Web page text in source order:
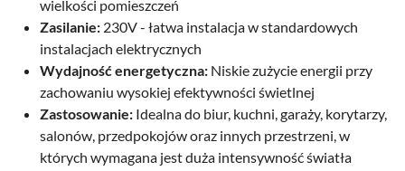
wielkości pomieszczeń
Zasilanie: 230V - łatwa instalacja w standardowych
instalacjach elektrycznych
Wydajność energetyczna: Niskie zużycie energii przy
zachowaniu wysokiej efektywności świetlnej
Zastosowanie: Idealna do biur, kuchni, garaży, korytarzy,
salonów, przedpokojów oraz innych przestrzeni, w
których wymagana jest duża intensywność światła